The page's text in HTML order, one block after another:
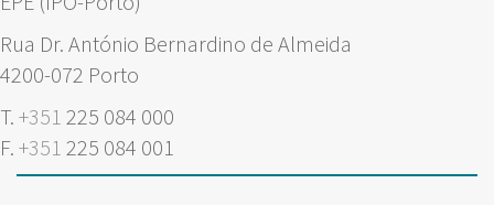
Rua Dr. António Bernardino de Almeida
4200-072 Porto
T. +351 225 084 000
F. +351 225 084 001